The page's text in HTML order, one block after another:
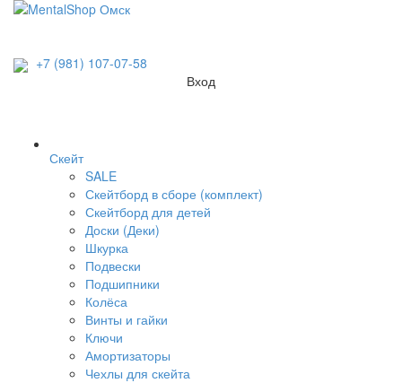
+7 (981) 107-07-58
Вход
Скейт
SALE
Скейтборд в сборе (комплект)
Скейтборд для детей
Доски (Деки)
Шкурка
Подвески
Подшипники
Колёса
Винты и гайки
Ключи
Амортизаторы
Чехлы для скейта